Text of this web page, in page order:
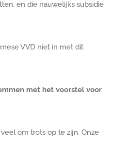
en die nauwelijks subsidie
VVD niet in met dit
met het voorstel voor
om trots op te zijn. Onze